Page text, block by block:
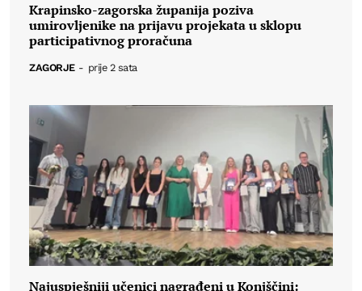
Krapinsko-zagorska županija poziva
umirovljenike na prijavu projekata u sklopu
participativnog proračuna
ZAGORJE - prije 2 sata
Najuspješniji učenici nagrađeni u Konjščini: